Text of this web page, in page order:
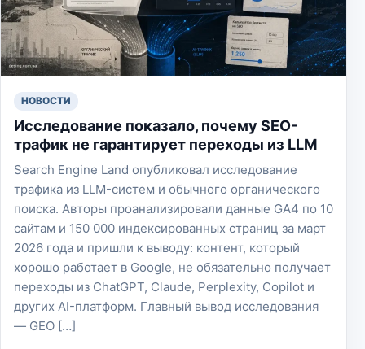
НОВОСТИ
Исследование показало, почему SEO-
трафик не гарантирует переходы из LLM
Search Engine Land опубликовал исследование
трафика из LLM-систем и обычного органического
поиска. Авторы проанализировали данные GA4 по 10
сайтам и 150 000 индексированных страниц за март
2026 года и пришли к выводу: контент, который
хорошо работает в Google, не обязательно получает
переходы из ChatGPT, Claude, Perplexity, Copilot и
других AI-платформ. Главный вывод исследования
— GEO […]